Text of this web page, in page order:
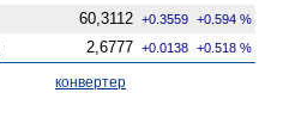
60,3112 +0.3559 +0.594 %
2,6777 +0.0138 +0.518 %
конвертер